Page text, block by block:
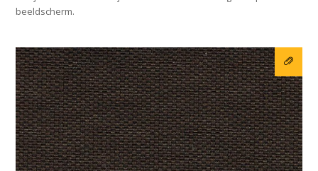
beeldscherm.